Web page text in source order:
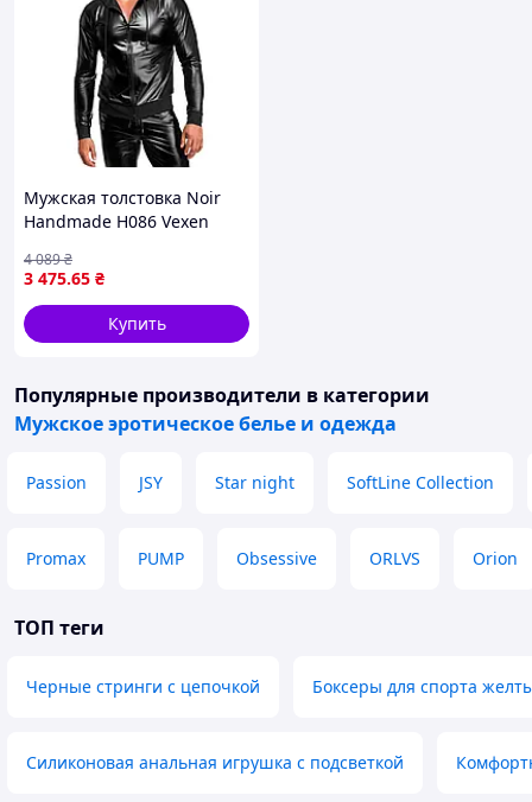
Мужская толстовка Noir
Handmade H086 Vexen
3 475.65 ₴
4 089₴
Купить
Популярные производители в категории
Мужское эротическое белье и одежда
Passion JSY Star night SoftLine Collection
Promax PUMP Obsessive ORLVS Orion
ТОП теги
Черные стринги с цепочкой Боксеры для спорта
Силиконовая анальная игрушка с подсветкой